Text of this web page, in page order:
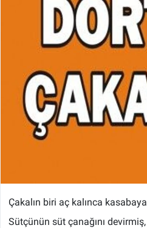
Çakalın biri aç kalınca
Sütçünün süt çanağını